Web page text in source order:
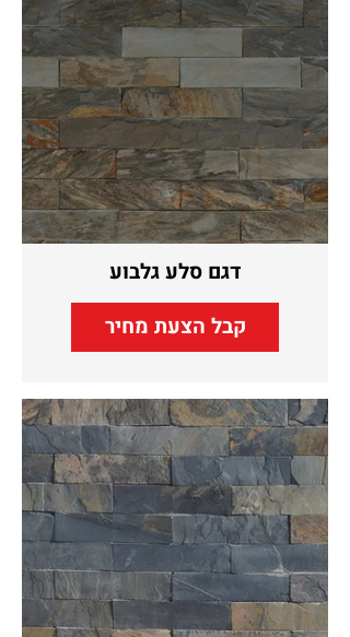
דגם סלע גלבוע
קבל הצעת מחיר